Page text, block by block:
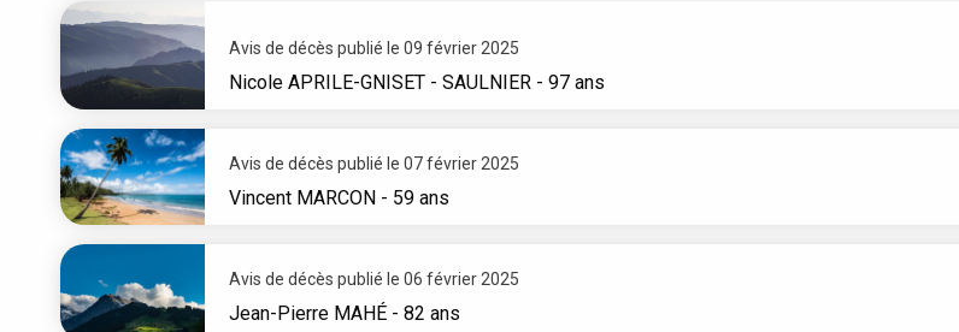
Avis de décès publié le 09 février 2025
Nicole APRILE-GNISET - SAULNIER - 97 ans
Avis de décès publié le 07 février 2025
Vincent MARCON - 59 ans
Avis de décès publié le 06 février 2025
Jean-Pierre MAHÉ - 82 ans